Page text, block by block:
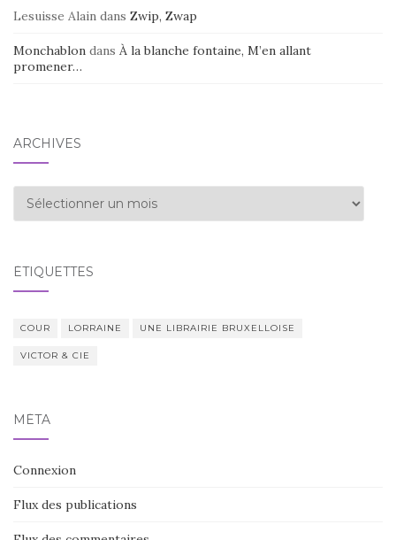
Lesuisse Alain dans Zwip, Zwap
Monchablon dans À la blanche fontaine, M’en allant
promener…
ARCHIVES
Archives
ÉTIQUETTES
COUR LORRAINE UNE LIBRAIRIE BRUXELLOISE
VICTOR & CIE
MÉTA
Connexion
Flux des publications